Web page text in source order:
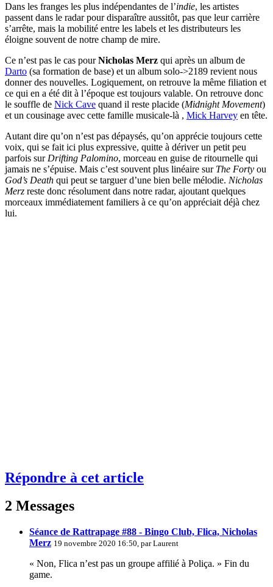
Dans les franges les plus indépendantes de l’indie, les artistes
passent dans le radar pour disparaître aussitôt, pas que leur carrière
s’arrête, mais la mobilité entre les labels et les distributeurs les
éloigne souvent de notre champ de mire.
Ce n’est pas le cas pourNicholas Merz qui après un album de
Darto (sa formation de base) et un album solo->2189 revient nous
donner des nouvelles. Logiquement, on retrouve la même filiation et
ce qui en a été dit à l’époque est toujours valable. On retrouve donc
le souffle de Nick Cave quand il reste placide (Midnight Movement)
et un cousinage avec cette famille musicale-là , Mick Harvey en tête.
Autant dire qu’on n’est pas dépaysés, qu’on apprécie toujours cette
voix, qui se fait ici plus expressive, quitte à dériver un petit peu
parfois sur Drifting Palomino, morceau en guise de ritournelle qui
jamais ne s’épuise. Mais c’est souvent plus linéaire sur The Forty ou
God’s Death qui peut se targuer d’une bien belle mélodie. Nicholas
Merz reste donc résolument dans notre radar, ajoutant quelques
morceaux immédiatement familiers à ce qu’on appréciait déjà chez
lui.
Répondre à cet article
2 Messages
Séance de Rattrapage #88 - Bingo Club, Flica, Nicholas
Merz 19 novembre 2020 16:50, parLaurent
« Non, Flica n’est pas un groupe affilié à Poliça. » Fin du
game.